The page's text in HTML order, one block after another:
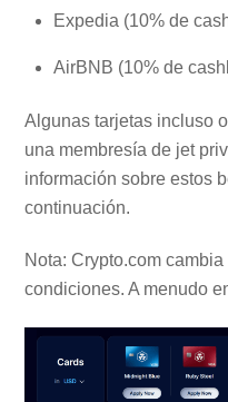
Expedia (10% de
AirBNB (10% de
Algunas tarjetas incluso
una membresía de jet
información sobre estos
continuación.
Nota: Crypto.com
condiciones. A menudo